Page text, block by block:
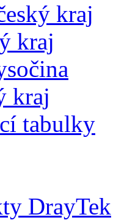
kraj
kraj
kraj
tabulky
DrayTek